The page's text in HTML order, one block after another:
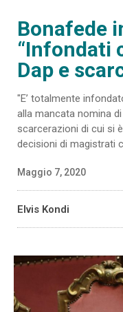
Bonafede
“Infondati
Dap e
"E’ totalmente
alla mancata nomina
scarcerazioni di cui si
decisioni di magistrati
Maggio 7, 2020
Elvis Kondi